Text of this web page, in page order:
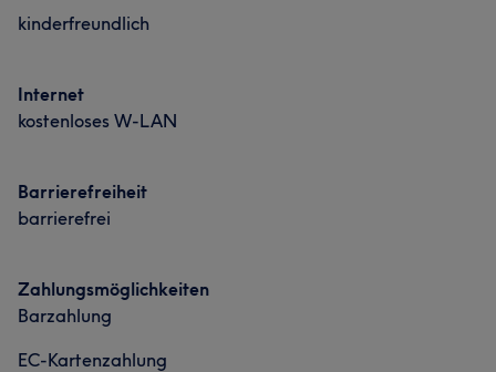
kinderfreundlich
Internet
kostenloses W-LAN
Barrierefreiheit
barrierefrei
Zahlungsmöglichkeiten
Barzahlung
EC-Kartenzahlung